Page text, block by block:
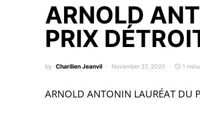
ARNOLD
PRIX
by Charilien Jeanvil November 27, 2020 1
ARNOLD ANTONIN LAURÉAT DU